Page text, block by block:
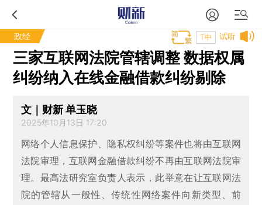
政经 试听
T中
三家互联网法院管辖调整 数据权属
纠纷纳入在线金融借款纠纷剔除
文｜财新 单玉晓
2025年10月13日 17:20
网络个人信息保护、隐私权纠纷等案件也将由互联网
法院审理，互联网金融借款纠纷不再由互联网法院审
理。最高法研究室负责人表示，此举意在让互联网法
院的管辖从一般性、传统性网络案件向新类型、前